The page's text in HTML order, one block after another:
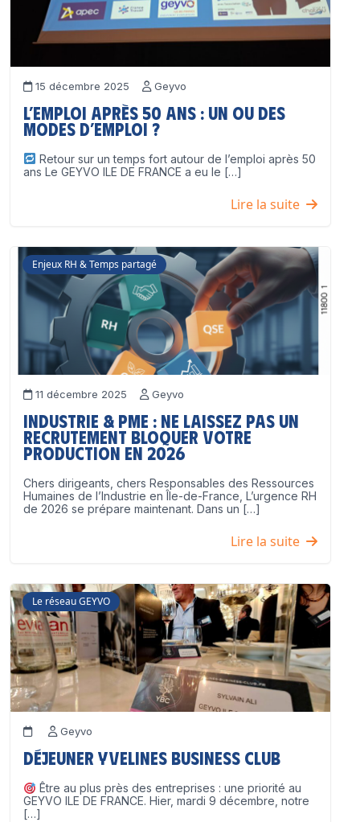
15 décembre 2025 Geyvo
L’emploi après 50 ans : un ou des
modes d’emploi ?
Retour sur un temps fort autour de l’emploi après 50
ans Le GEYVO ILE DE FRANCE a eu le […]
Lire la suite
Enjeux RH & Temps partagé
11 décembre 2025 Geyvo
Industrie & PME : ne laissez pas un
recrutement bloquer votre
production en 2026
Chers dirigeants, chers Responsables des Ressources
Humaines de l’Industrie en Île-de-France, L’urgence RH
de 2026 se prépare maintenant. Dans un […]
Lire la suite
Le réseau GEYVO
Geyvo
Déjeuner Yvelines Business Club
Être au plus près des entreprises : une priorité au
GEYVO ILE DE FRANCE. Hier, mardi 9 décembre, notre
[…]